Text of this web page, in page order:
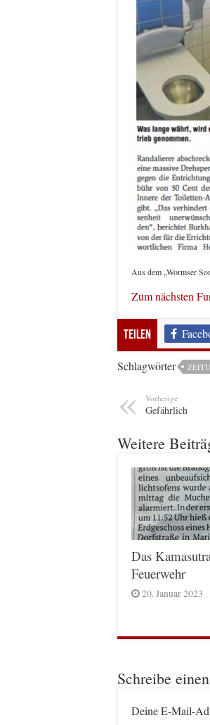
Aus dem „Wormser
Zum nächsten
Teilen
Schlagwörter
Vorherige
Gefährlich
Weitere
Das
Feuerwehr
20. Januar 2023
Schreibe
Deine E-Mail-